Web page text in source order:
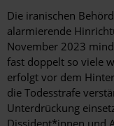
Die iranischen
alarmierende
November 2023
fast doppelt so viele
erfolgt vor dem
die Todesstrafe
Unterdrückung
Dissident*innen und